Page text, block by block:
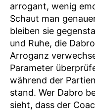
arrogant, wenig
Schaut man
bleiben sie
und Ruhe, die
Arroganz
Parameter
während der
stand. Wer Dabro
sieht, dass der